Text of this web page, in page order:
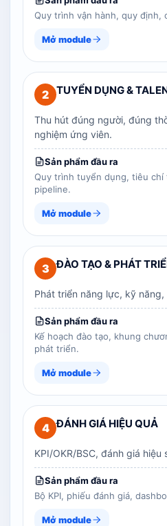
Quy trình vận hành, quy định,
Mở module
2 TUYỂN DỤNG &
Thu hút đúng người, đúng
nghiệm ứng viên.
Sản phẩm đầu ra
Quy trình tuyển dụng, tiêu
pipeline.
Mở module
3 ĐÀO TẠO & PHÁT
Phát triển năng lực, kỹ
Sản phẩm đầu ra
Kế hoạch đào tạo, khung
phát triển.
Mở module
4 ĐÁNH GIÁ HIỆU QUẢ
KPI/OKR/BSC, đánh giá
Sản phẩm đầu ra
Bộ KPI, phiếu đánh giá,
Mở module